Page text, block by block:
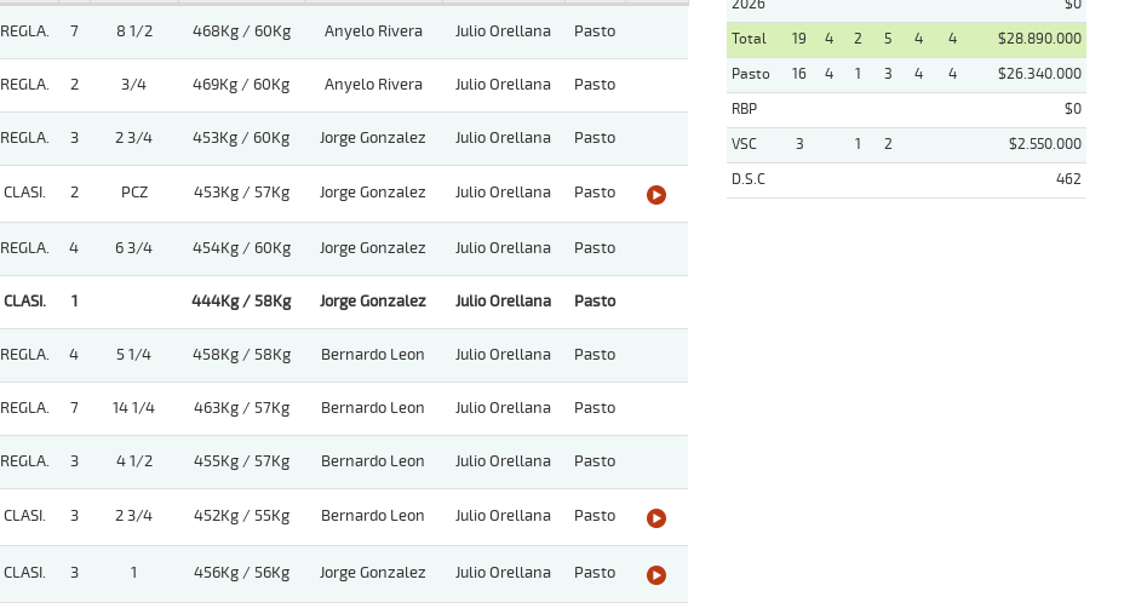
REGLA. 7 8 1/2 468Kg / 60Kg Anyelo Rivera Julio Orellana Pasto
REGLA. 2 3/4 469Kg / 60Kg Anyelo Rivera Julio Orellana Pasto
REGLA. 3 2 3/4 453Kg / 60Kg Jorge Gonzalez Julio Orellana Pasto
CLASI. 2 PCZ 453Kg / 57Kg Jorge Gonzalez Julio Orellana Pasto
REGLA. 4 6 3/4 454Kg / 60Kg Jorge Gonzalez Julio Orellana Pasto
CLASI. 1 444Kg / 58Kg Jorge Gonzalez Julio Orellana Pasto
REGLA. 4 5 1/4 458Kg / 58Kg Bernardo Leon Julio Orellana Pasto
REGLA. 7 14 1/4 463Kg / 57Kg Bernardo Leon Julio Orellana Pasto
REGLA. 3 4 1/2 455Kg / 57Kg Bernardo Leon Julio Orellana Pasto
CLASI. 3 2 3/4 452Kg / 55Kg Bernardo Leon Julio Orellana Pasto
CLASI. 3 1 456Kg / 56Kg Jorge Gonzalez Julio Orellana Pasto
2026
$0
Total
19 4 2 5 4 4
$28.890.000
Pasto
16 4 1 3 4 4
$26.340.000
RBP
$0
VSC
3 1 2
$2.550.000
D.S.C
462